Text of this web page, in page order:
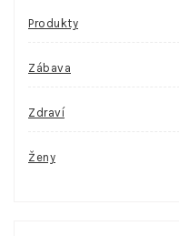
Produkty
Zábava
Zdraví
Ženy